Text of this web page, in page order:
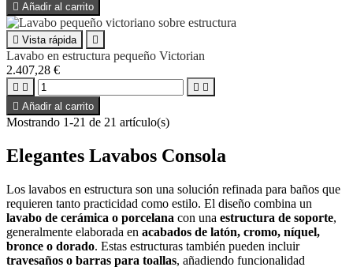
 Añadir al carrito
 Vista rápida 
Lavabo en estructura pequeño Victorian
2.407,28 €
   
 Añadir al carrito
Mostrando 1-21 de 21 artículo(s)
Elegantes Lavabos Consola
Los lavabos en estructura son una solución refinada para baños que
requieren tanto practicidad como estilo. El diseño combina un
lavabo de cerámica o porcelana con una estructura de soporte,
generalmente elaborada en acabados de latón, cromo, níquel,
bronce o dorado. Estas estructuras también pueden incluir
travesaños o barras para toallas, añadiendo funcionalidad